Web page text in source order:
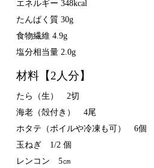
エネルギー 348kcal
たんぱく質 30g
食物繊維 4.9g
塩分相当量 2.0g
材料【2人分】
たら（生） 2切
海老（殻付き） 4尾
ホタテ（ボイルや冷凍も可） 6個
玉ねぎ 1/2 個
レンコン 5㎝